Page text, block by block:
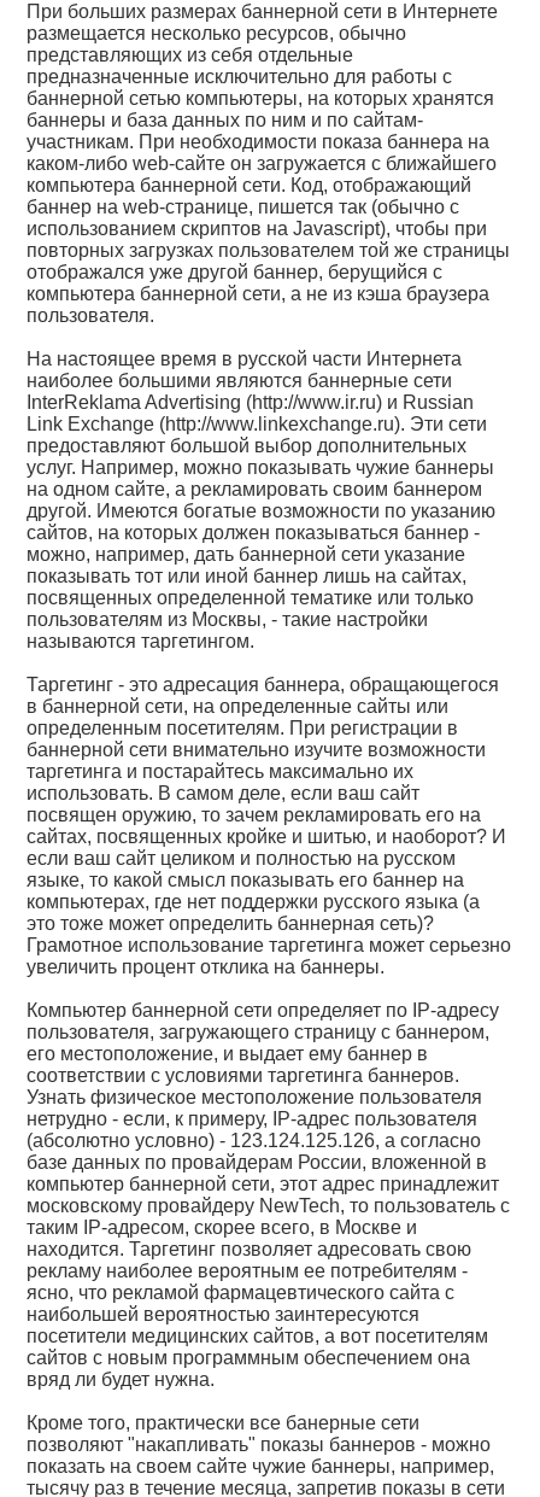
При больших размерах баннерной сети в Интернете
размещается несколько ресурсов, обычно
представляющих из себя отдельные
предназначенные исключительно для работы с
баннерной сетью компьютеры, на которых хранятся
баннеры и база данных по ним и по сайтам-
участникам. При необходимости показа баннера на
каком-либо web-сайте он загружается с ближайшего
компьютера баннерной сети. Код, отображающий
баннер на web-странице, пишется так (обычно с
использованием скриптов на Javascript), чтобы при
повторных загрузках пользователем той же страницы
отображался уже другой баннер, берущийся с
компьютера баннерной сети, а не из кэша браузера
пользователя.
На настоящее время в русской части Интернета
наиболее большими являются баннерные сети
InterReklama Advertising (http://www.ir.ru) и Russian
Link Exchange (http://www.linkexchange.ru). Эти сети
предоставляют большой выбор дополнительных
услуг. Например, можно показывать чужие баннеры
на одном сайте, а рекламировать своим баннером
другой. Имеются богатые возможности по указанию
сайтов, на которых должен показываться баннер -
можно, например, дать баннерной сети указание
показывать тот или иной баннер лишь на сайтах,
посвященных определенной тематике или только
пользователям из Москвы, - такие настройки
называются таргетингом.
Таргетинг - это адресация баннера, обращающегося
в баннерной сети, на определенные сайты или
определенным посетителям. При регистрации в
баннерной сети внимательно изучите возможности
таргетинга и постарайтесь максимально их
использовать. В самом деле, если ваш сайт
посвящен оружию, то зачем рекламировать его на
сайтах, посвященных кройке и шитью, и наоборот? И
если ваш сайт целиком и полностью на русском
языке, то какой смысл показывать его баннер на
компьютерах, где нет поддержки русского языка (а
это тоже может определить баннерная сеть)?
Грамотное использование таргетинга может серьезно
увеличить процент отклика на баннеры.
Компьютер баннерной сети определяет по IP-адресу
пользователя, загружающего страницу с баннером,
его местоположение, и выдает ему баннер в
соответствии с условиями таргетинга баннеров.
Узнать физическое местоположение пользователя
нетрудно - если, к примеру, IP-адрес пользователя
(абсолютно условно) - 123.124.125.126, а согласно
базе данных по провайдерам России, вложенной в
компьютер баннерной сети, этот адрес принадлежит
московскому провайдеру NewTech, то пользователь с
таким IP-адресом, скорее всего, в Москве и
находится. Таргетинг позволяет адресовать свою
рекламу наиболее вероятным ее потребителям -
ясно, что рекламой фармацевтического сайта с
наибольшей вероятностью заинтересуются
посетители медицинских сайтов, а вот посетителям
сайтов с новым программным обеспечением она
вряд ли будет нужна.
Кроме того, практически все банерные сети
позволяют "накапливать" показы баннеров - можно
показать на своем сайте чужие баннеры, например,
тысячу раз в течение месяца, запретив показы в сети